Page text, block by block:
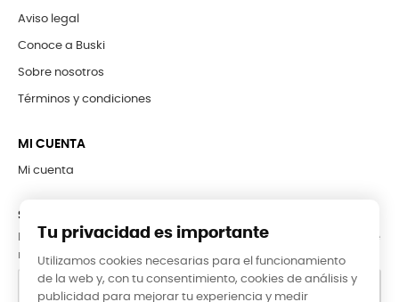
Aviso legal
Conoce a Buski
Sobre nosotros
Términos y condiciones
MI CUENTA
Mi cuenta
SUBCRÍBETE A LA NEWSLETTER
Puede darse de baja en cualquier momento. Para ello, consulte
nuestra información de contacto en el aviso legal.
Tu privacidad es importante
Utilizamos cookies necesarias para el funcionamiento
de la web y, con tu consentimiento, cookies de análisis y
publicidad para mejorar tu experiencia y medir